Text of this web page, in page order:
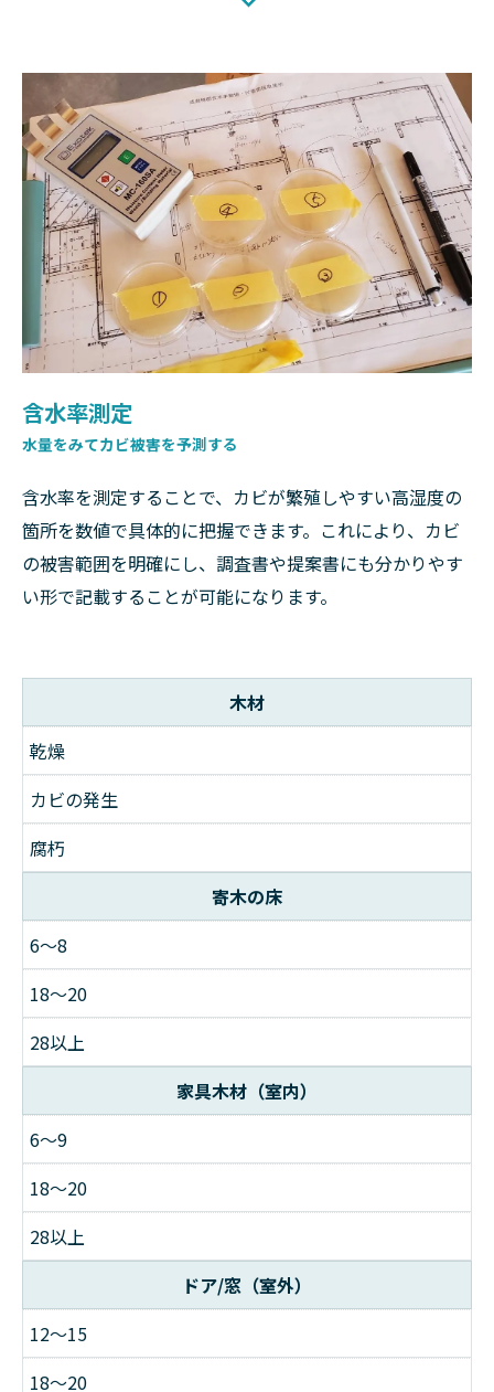
含水率測定
水量をみてカビ被害を予測する
含水率を測定することで、カビが繁殖しやすい高湿度の
箇所を数値で具体的に把握できます。これにより、カビ
の被害範囲を明確にし、調査書や提案書にも分かりやす
い形で記載することが可能になります。
木材
乾燥
カビの発生
腐朽
寄木の床
6～8
18～20
28以上
家具木材（室内）
6～9
18～20
28以上
ドア/窓（室外）
12～15
18～20